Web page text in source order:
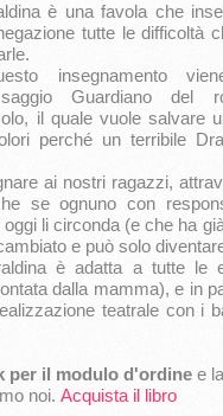
è una favola che
tutte le difficoltà
insegnamento
Guardiano del
il quale vuole salvare
perché un terribile
ai nostri ragazzi,
se ognuno con
li circonda (e che ha
e può solo
è adatta a tutte le
dalla mamma), e in
teatrale con i
per il modulo d'ordine e
noi. Acquista il libro